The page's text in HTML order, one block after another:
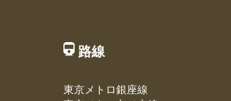
路線
東京メトロ銀座線